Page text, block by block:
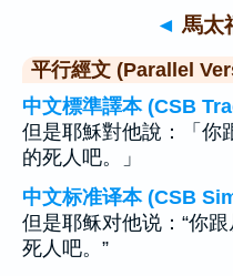
◄ 馬太
平行經文 (Parallel
中文標準譯本 (CSB
但是耶穌對他說：「你
的死人吧。」
中文标准译本 (CSB
但是耶稣对他说：“你
死人吧。”